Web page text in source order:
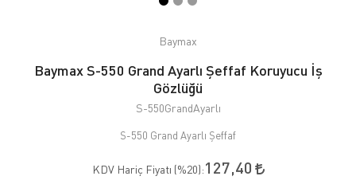
Baymax
Baymax S-550 Grand Ayarlı Şeffaf Koruyucu İş
Gözlüğü
S-550GrandAyarlı
S-550 Grand Ayarlı Şeffaf
KDV Hariç Fiyatı (%20):127,40